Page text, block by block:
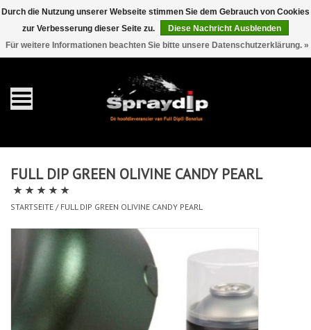
EUR 0 Artikel - €0,00
Gallonen
Sprays
Sets
Pearls
Zubehör
Detaillierung
FULL DIP GREEN OLIVINE CANDY PEARL
STARTSEITE / FULL DIP GREEN OLIVINE CANDY PEARL
Durch die Nutzung unserer Webseite stimmen Sie dem Gebrauch von Cookies
zur Verbesserung dieser Seite zu.
Diese Nachricht Ausblenden
Für weitere Informationen beachten Sie bitte unsere Datenschutzerklärung. »